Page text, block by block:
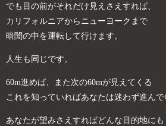
でも目の前がそれだけ見えさえすれば、
カリフォルニアからニューヨークまで
暗闇の中を運転して行けます。
人生も同じです。
60m進めば、また次の60mが見えてくる
これを知っていればあなたは迷わず進んで
あなたが望みさえすればどんな目的地にも